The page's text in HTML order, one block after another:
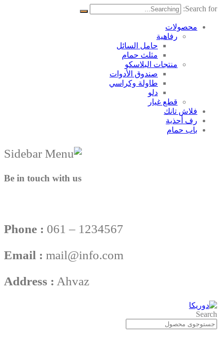
Search for:
محصولات
رفاهية
حامل السائل
مثلث حمام
منتجات البلاسکو
صندوق الأدوات
طاولة وكراسي
دلو
قطع غيار
فلاش تانك
رف أحذية
باب حمام
Be in touch with us
Phone : 061 – 1234567
Email : mail@info.com
Address : Ahvaz
Search